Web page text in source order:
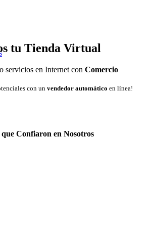
tu Tienda Virtual
servicios en Internet con Comercio
con un vendedor automático en línea!
Confiaron en Nosotros